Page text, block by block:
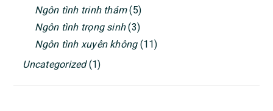
Ngôn tình trinh thám(5)
Ngôn tình trọng sinh(3)
Ngôn tình xuyên không(11)
Uncategorized(1)